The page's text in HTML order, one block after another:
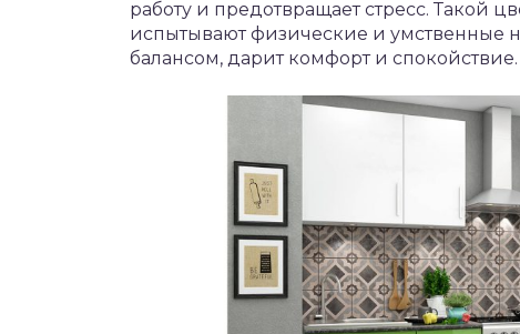
работу и предотвращает стресс. Такой
испытывают физические и умственные
балансом, дарит комфорт и спокойствие.